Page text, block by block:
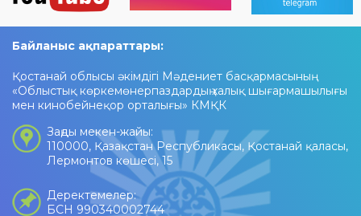
Байланыс ақпараттары:
Қостанай облысы әкімдігі Мәдениет басқармасының
«Облыстық көркемөнерпаздардың халық шығармашылығы
мен кинобейнеқор орталығы» КМҚК
Заңды мекен-жайы:
110000, Қазақстан Республикасы, Қостанай қаласы,
Лермонтов көшесі, 15
Деректемелер:
БСН 990340002744